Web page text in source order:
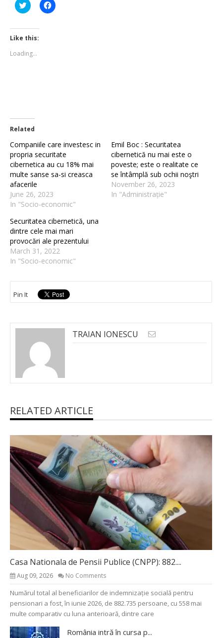
Click
to
Twitter
(Opens
in
window)
Click
to
Like this:
Loading...
Related
Companiile care investesc in
propria securitate
cibernetica au cu 18% mai
multe sanse sa-si creasca
afacerile
June 26, 2023
In "Socio-economic"
Emil Boc : Securitatea
cibernetică nu mai este o
poveste; este o realitate ce
se întâmplă sub ochii noştri
November 26, 2023
In "Administrație"
Securitatea cibernetică, una
dintre cele mai mari
provocări ale prezentului
March 31, 2022
In "Socio-economic"
Pin It
TRAIAN IONESCU
RELATED ARTICLE
Casa Nationala de Pensii Publice (CNPP): 882....
Aug 09, 2026 No Comments
Numărul total al beneficiarilor de indemnizație socială pentru
pensionari a fost, în iunie 2026, de 882.735 persoane, cu 558 mai
multe comparativ cu luna anterioară, dintre care
România intră în cursa p...